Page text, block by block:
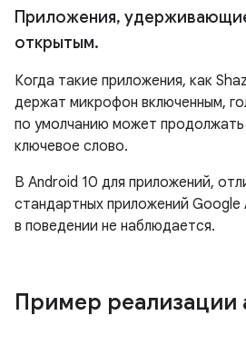
Приложения,
открытым.
Когда такие приложения, как
держат микрофон включенным,
по умолчанию может продолжать
ключевое слово.
В Android 10 для приложений,
стандартных приложений
в поведении не наблюдается.
Пример реализации